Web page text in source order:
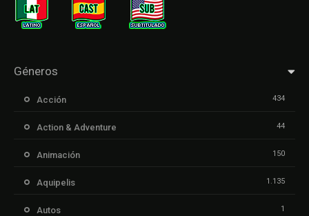
Géneros
Acción 434
Action & Adventure 44
Animación 150
Aquipelis 1.135
Autos 1